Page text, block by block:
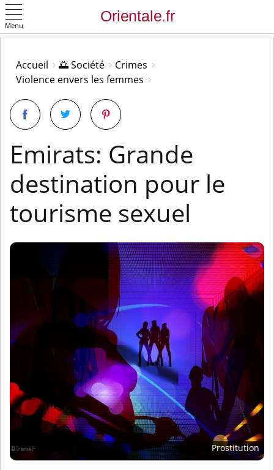
Menu
Accueil 🌅 Société
Crimes
Violence envers les femmes
Emirats: Grande
destination pour le
tourisme sexuel
Prostitution